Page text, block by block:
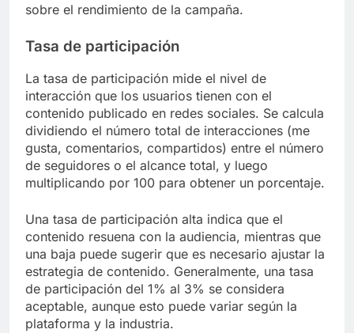
sobre el rendimiento de la campaña.
Tasa de participación
La tasa de participación mide el nivel de
interacción que los usuarios tienen con el
contenido publicado en redes sociales. Se calcula
dividiendo el número total de interacciones (me
gusta, comentarios, compartidos) entre el número
de seguidores o el alcance total, y luego
multiplicando por 100 para obtener un porcentaje.
Una tasa de participación alta indica que el
contenido resuena con la audiencia, mientras que
una baja puede sugerir que es necesario ajustar la
estrategia de contenido. Generalmente, una tasa
de participación del 1% al 3% se considera
aceptable, aunque esto puede variar según la
plataforma y la industria.